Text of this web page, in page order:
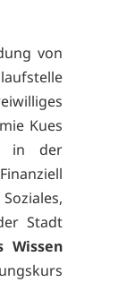
von
Kues
in der
Stadt
Wissen